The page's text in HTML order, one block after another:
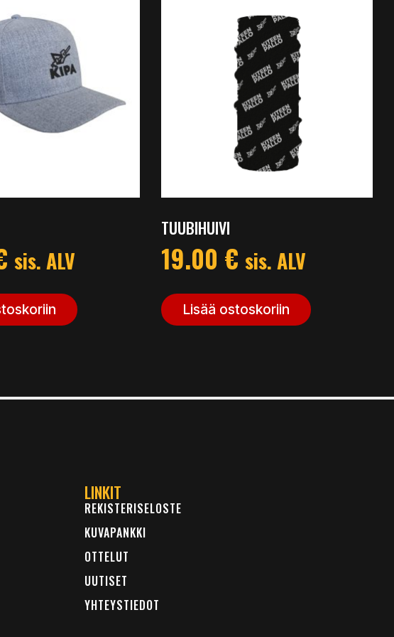
sis. ALV
TUUBIHUIVI
19.00 € sis. ALV
Lisää ostoskoriin
LINKIT
REKISTERISELOSTE
KUVAPANKKI
OTTELUT
UUTISET
YHTEYSTIEDOT